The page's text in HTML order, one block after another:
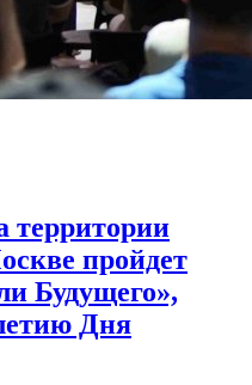
территории
пройдет
Будущего»,
Дня